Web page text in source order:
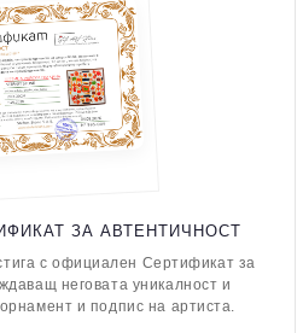
ЗА АВТЕНТИЧНОСТ
с официален Сертификат за
неговата уникалност и
и подпис на артиста.